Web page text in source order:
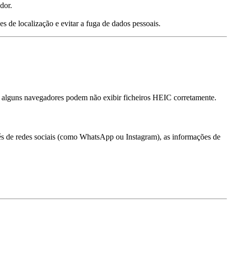
de localização e evitar a fuga de dados pessoais.
navegadores podem não exibir ficheiros HEIC corretamente.
de redes sociais (como WhatsApp ou Instagram), as informações de